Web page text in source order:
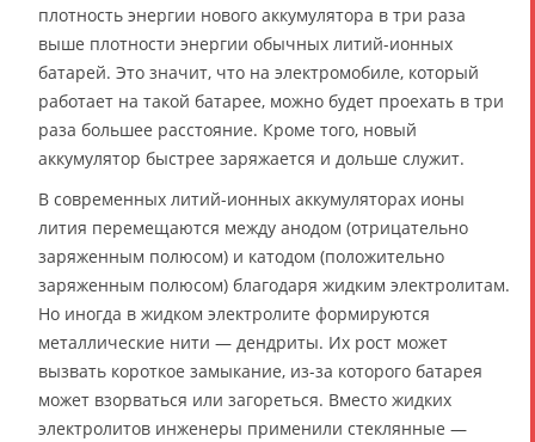
плотность энергии нового аккумулятора в три раза
выше плотности энергии обычных литий-ионных
батарей. Это значит, что на электромобиле, который
работает на такой батарее, можно будет проехать в три
раза большее расстояние. Кроме того, новый
аккумулятор быстрее заряжается и дольше служит.
В современных литий-ионных аккумуляторах ионы
лития перемещаются между анодом (отрицательно
заряженным полюсом) и катодом (положительно
заряженным полюсом) благодаря жидким электролитам.
Но иногда в жидком электролите формируются
металлические нити — дендриты. Их рост может
вызвать короткое замыкание, из-за которого батарея
может взорваться или загореться. Вместо жидких
электролитов инженеры применили стеклянные —